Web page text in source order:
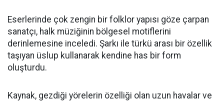
Eserlerinde çok zengin bir folklor yapısı göze çarpan
sanatçı, halk müziğinin bölgesel motiflerini
derinlemesine inceledi. Şarkı ile türkü arası bir özellik
taşıyan üslup kullanarak kendine has bir form
oluşturdu.
Kaynak, gezdiği yörelerin özelliği olan uzun havalar ve